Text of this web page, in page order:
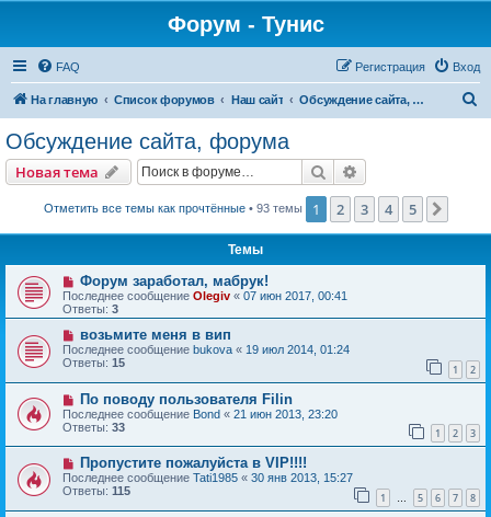
Форум - Тунис
FAQ Вход
Регистрация
На главную Список форумов Наш сайт Обсуждение сайта, форума
Обсуждение сайта, форума
Новая тема Поиск
Отметить все темы как прочтённые• 93 темы 1 2 3 4 5
Темы
Форум заработал, мабрук!
Последнее сообщение Olegiv « 07 июн 2017, 00:41
Ответы: 3
возьмите меня в вип
Последнее сообщение bukova « 19 июл 2014, 01:24
Ответы: 15 1 2
По поводу пользователя Filin
Последнее сообщение Bond « 21 июн 2013, 23:20
Ответы: 33 1 2 3
Пропустите пожалуйста в VIP!!!!
Последнее сообщение Tati1985 « 30 янв 2013, 15:27
Ответы: 115 1 … 5 6 7 8